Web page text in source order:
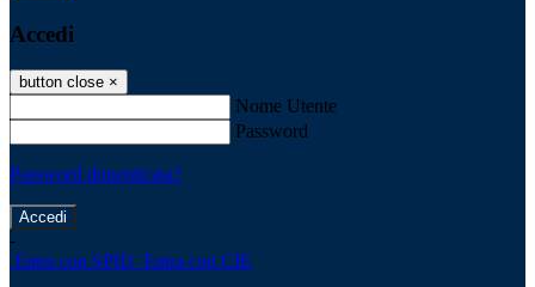
Accedi
button close ×
Nome Utente
Password
Password dimenticata?
-
Entra con SPID Entra con CIE